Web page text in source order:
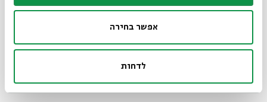
אפשר בחירה
לדחות
רבי טען שמוטב מראית עין של עבירה קלה ל"חברים" מאשר
עבירות חמורות. הפער בין שתי האמירות ברור: בראשונה "מנדב"
רבי את ה"חברים" להיחשד בעבירה, ואילו בשנייה הוא "מנדב"
אותם לעבור עבירה ממש.